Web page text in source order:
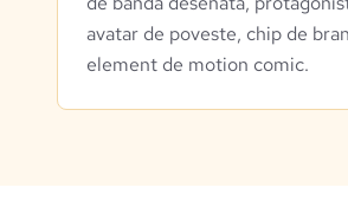
avatar de poveste, chip de
element de motion comic.